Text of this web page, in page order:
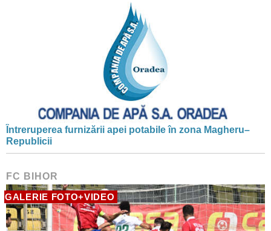
Întreruperea furnizării apei potabile în zona Magheru–
Republicii
FC BIHOR
GALERIE FOTO+VIDEO